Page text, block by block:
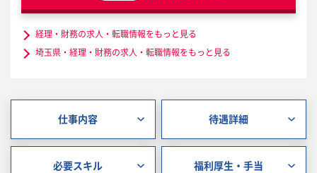
経理・財務の求人・転職情報をもっと見る
埼玉県・経理・財務の求人・転職情報をもっと見る
仕事内容 待遇詳細
必要スキル 福利厚生・手当